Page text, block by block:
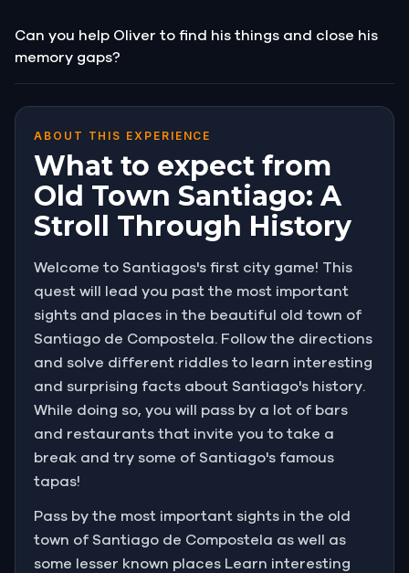
Can you help Oliver to find his things and close his
memory gaps?
ABOUT THIS EXPERIENCE
What to expect from
Old Town Santiago: A
Stroll Through History
Welcome to Santiagos's first city game! This
quest will lead you past the most important
sights and places in the beautiful old town of
Santiago de Compostela. Follow the directions
and solve different riddles to learn interesting
and surprising facts about Santiago's history.
While doing so, you will pass by a lot of bars
and restaurants that invite you to take a
break and try some of Santiago's famous
tapas!
Pass by the most important sights in the old
town of Santiago de Compostela as well as
some lesser known places Learn interesting